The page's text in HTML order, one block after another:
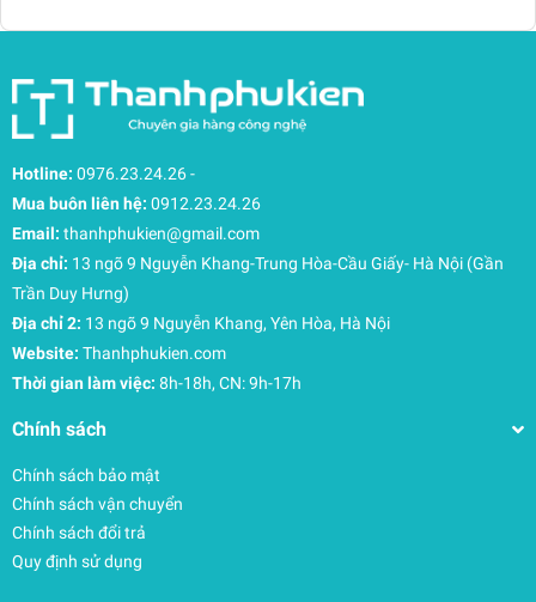
100%, SuperBreak Plus không chỉ bền bỉ trước sự
môi trường. Các chi tiết như dây kéo siêu bền,
đường chỉ gia cố và quai xách chắc chắn đảm
nhiều năm tới.
Hotline: 0976.23.24.26-
Mua buôn liên hệ: 0912.23.24.26
Email: thanhphukien@gmail.com
Địa chỉ: 13 ngõ 9 Nguyễn Khang-Trung Hòa-Cầu Giấy- Hà Nội (Gần
Trần Duy Hưng)
Địa chỉ 2: 13 ngõ 9 Nguyễn Khang, Yên Hòa, Hà Nội
Website: Thanhphukien.com
Thời gian làm việc: 8h-18h, CN: 9h-17h
Chính sách
Chính sách bảo mật
Chính sách vận chuyển
Chính sách đổi trả
Quy định sử dụng